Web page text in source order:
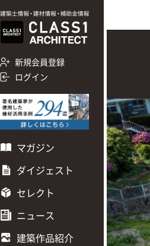
新規会員登録
ログイン
マガジン
ダイジェスト
セレクト
ニュース
建築作品紹介